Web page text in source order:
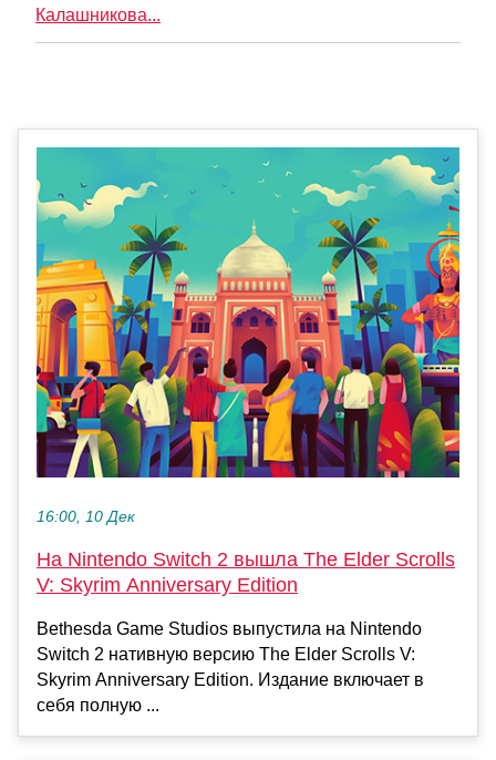
Калашникова...
16:00, 10 Дек
На Nintendo Switch 2 вышла The Elder Scrolls
V: Skyrim Anniversary Edition
Bethesda Game Studios выпустила на Nintendo
Switch 2 нативную версию The Elder Scrolls V:
Skyrim Anniversary Edition. Издание включает в
себя полную ...